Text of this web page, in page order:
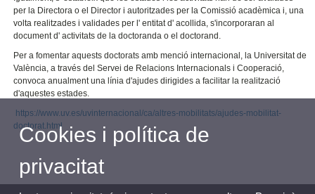
per la Directora o el Director i autoritzades per la Comissió acadèmica i, una
volta realitzades i validades per l' entitat d' acollida, s'incorporaran al
document d' activitats de la doctoranda o el doctorand.
Per a fomentar aquests doctorats amb menció internacional, la Universitat de
València, a través del Servei de Relacions Internacionals i Cooperació,
convoca anualment una línia d'ajudes dirigides a facilitar la realització
d'aquestes estades.
https://www.uv.es/uvinternacional/ca/altres-mobilitats/ajudes-mobilitat-
doctorat.html
Cookies i política de
privacitat